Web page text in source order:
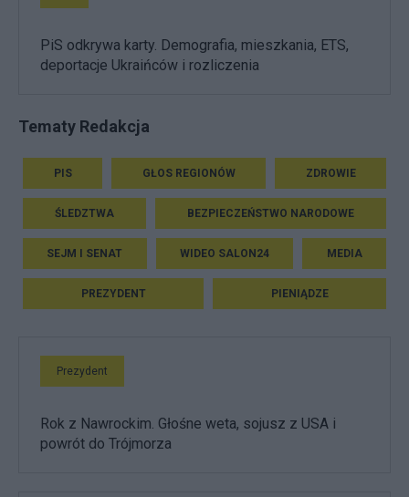
PiS odkrywa karty. Demografia, mieszkania, ETS,
deportacje Ukraińców i rozliczenia
Tematy Redakcja
PIS GŁOS REGIONÓW ZDROWIE
ŚLEDZTWA BEZPIECZEŃSTWO NARODOWE
SEJM I SENAT WIDEO SALON24 MEDIA
PREZYDENT PIENIĄDZE
Prezydent
Rok z Nawrockim. Głośne weta, sojusz z USA i
powrót do Trójmorza